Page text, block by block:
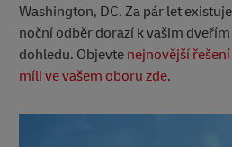
Washington, DC. Za pár let
noční odběr dorazí k vašim
dohledu. Objevte nejnovější
míli ve vašem oboru zde.